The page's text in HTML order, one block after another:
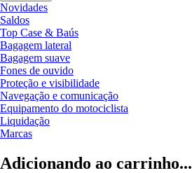
Novidades
Saldos
Top Case & Baús
Bagagem lateral
Bagagem suave
Fones de ouvido
Proteção e visibilidade
Navegação e comunicação
Equipamento do motociclista
Liquidação
Marcas
Adicionando ao carrinho...